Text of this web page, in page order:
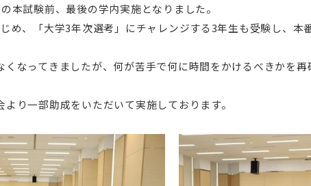
本試験前、最後の学内実施となりました。
め、「大学3年次選考」にチャレンジする3年生も受験し、本
なってきましたが、何が苦手で何に時間をかけるべきかを
り一部助成をいただいて実施しております。